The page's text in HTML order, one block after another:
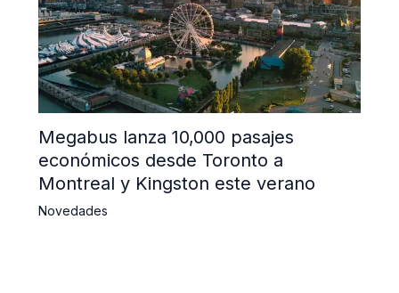
Megabus lanza 10,000 pasajes
económicos desde Toronto a
Montreal y Kingston este verano
Novedades